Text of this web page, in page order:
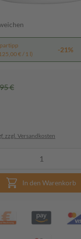
€ / 1 l)
-21%
€
zzgl. Versandkosten
In den Warenkorb